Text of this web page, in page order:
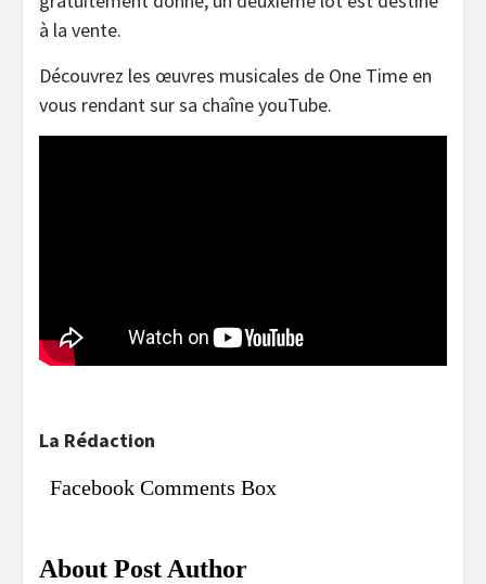
à la vente.
Découvrez les œuvres musicales de One Time en
vous rendant sur sa chaîne youTube.
La Rédaction
Facebook Comments Box
About Post Author